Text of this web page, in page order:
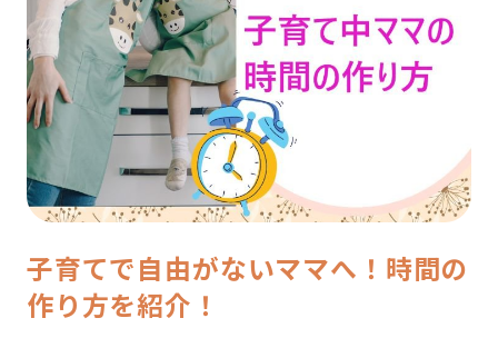
子育てで自由がないママへ！時間の
作り方を紹介！